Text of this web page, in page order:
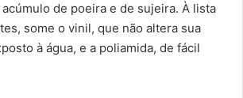
de poeira e de sujeira. À lista
some o vinil, que não altera sua
à água, e a poliamida, de fácil